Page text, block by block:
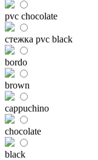
pvc chocolate
стежка pvc black
bordo
brown
cappuchino
chocolate
black